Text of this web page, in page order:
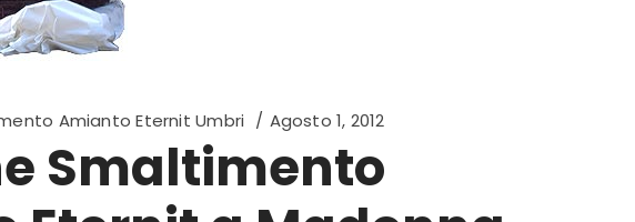
Amianto Eternit Umbri Agosto 1, 2012
Smaltimento